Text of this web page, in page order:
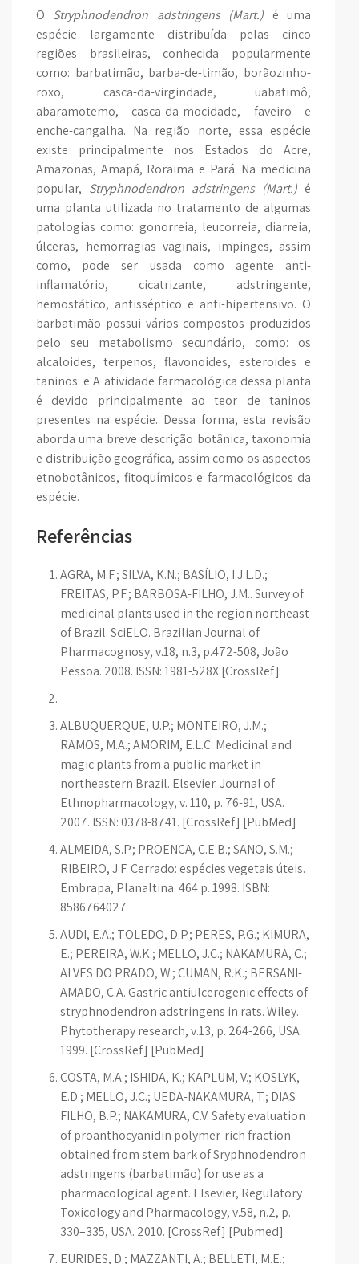
O Stryphnodendron adstringens (Mart.) é uma
espécie largamente distribuída pelas cinco
regiões brasileiras, conhecida popularmente
como: barbatimão, barba-de-timão, borãozinho-
roxo, casca-da-virgindade, uabatimô,
abaramotemo, casca-da-mocidade, faveiro e
enche-cangalha. Na região norte, essa espécie
existe principalmente nos Estados do Acre,
Amazonas, Amapá, Roraima e Pará. Na medicina
popular, Stryphnodendron adstringens (Mart.) é
uma planta utilizada no tratamento de algumas
patologias como: gonorreia, leucorreia, diarreia,
úlceras, hemorragias vaginais, impinges, assim
como, pode ser usada como agente anti-
inflamatório, cicatrizante, adstringente,
hemostático, antisséptico e anti-hipertensivo. O
barbatimão possui vários compostos produzidos
pelo seu metabolismo secundário, como: os
alcaloides, terpenos, flavonoides, esteroides e
taninos. e A atividade farmacológica dessa planta
é devido principalmente ao teor de taninos
presentes na espécie. Dessa forma, esta revisão
aborda uma breve descrição botânica, taxonomia
e distribuição geográfica, assim como os aspectos
etnobotânicos, fitoquímicos e farmacológicos da
espécie.
Referências
AGRA, M.F.; SILVA, K.N.; BASÍLIO, I.J.L.D.;
FREITAS, P.F.; BARBOSA-FILHO, J.M.. Survey of
medicinal plants used in the region northeast
of Brazil. SciELO. Brazilian Journal of
Pharmacognosy, v.18, n.3, p.472-508, João
Pessoa. 2008. ISSN: 1981-528X [CrossRef]
ALBUQUERQUE, U.P.; MONTEIRO, J.M.;
RAMOS, M.A.; AMORIM, E.L.C. Medicinal and
magic plants from a public market in
northeastern Brazil. Elsevier. Journal of
Ethnopharmacology, v. 110, p. 76-91, USA.
2007. ISSN: 0378-8741. [CrossRef] [PubMed]
ALMEIDA, S.P.; PROENÇA, C.E.B.; SANO, S.M.;
RIBEIRO, J.F. Cerrado: espécies vegetais úteis.
Embrapa, Planaltina. 464 p. 1998. ISBN:
8586764027
AUDI, E.A.; TOLEDO, D.P.; PERES, P.G.; KIMURA,
E.; PEREIRA, W.K.; MELLO, J.C.; NAKAMURA, C.;
ALVES DO PRADO, W.; CUMAN, R.K.; BERSANI-
AMADO, C.A. Gastric antiulcerogenic effects of
stryphnodendron adstringens in rats. Wiley.
Phytotherapy research, v.13, p. 264-266, USA.
1999. [CrossRef] [PubMed]
COSTA, M.A.; ISHIDA, K.; KAPLUM, V.; KOSLYK,
E.D.; MELLO, J.C.; UEDA-NAKAMURA, T.; DIAS
FILHO, B.P.; NAKAMURA, C.V. Safety evaluation
of proanthocyanidin polymer-rich fraction
obtained from stem bark of Sryphnodendron
adstringens (barbatimão) for use as a
pharmacological agent. Elsevier, Regulatory
Toxicology and Pharmacology, v.58, n.2, p.
330–335, USA. 2010. [CrossRef] [Pubmed]
EURIDES, D.; MAZZANTI, A.; BELLETI, M.E.;